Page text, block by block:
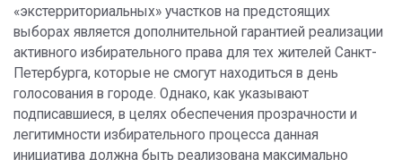
«экстерриториальных» участков на предстоящих
выборах является дополнительной гарантией реализации
активного избирательного права для тех жителей Санкт-
Петербурга, которые не смогут находиться в день
голосования в городе. Однако, как указывают
подписавшиеся, в целях обеспечения прозрачности и
легитимности избирательного процесса данная
инициатива должна быть реализована максимально